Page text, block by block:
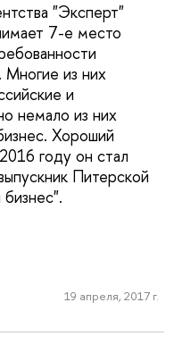
"Эксперт"
7-е место
Многие из них
и
немало из них
Хороший
году он стал
Питерской
19 апреля, 2017 г.